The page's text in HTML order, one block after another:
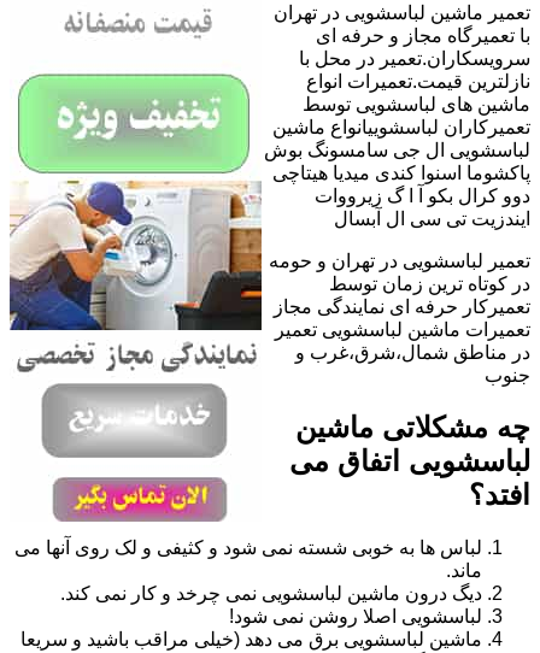
تعمیر ماشین لباسشویی در تهران
با تعمیرگاه مجاز و حرفه ای
سرویسکاران.تعمیر در محل با
نازلترین قیمت.تعمیرات انواع
ماشین های لباسشویی توسط
تعمیرکاران لباسشوییانواع ماشین
لباسشویی ال جی سامسونگ بوش
پاکشوما اسنوا کندی میدیا هیتاچی
دوو کرال بکو آ ا گ زیرووات
ایندزیت تی سی ال آبسال
تعمیر لباسشویی در تهران و حومه
در کوتاه ترین زمان توسط
تعمیرکار حرفه ای نمایندگی مجاز
تعمیرات ماشین لباسشویی تعمیر
در مناطق شمال،شرق،غرب و
جنوب
چه مشکلاتی ماشین
لباسشویی اتفاق می
افتد؟
لباس ها به خوبی شسته نمی شود و کثیفی و لک روی آنها می
ماند.
دیگ درون ماشین لباسشویی نمی چرخد و کار نمی کند.
لباسشویی اصلا روشن نمی شود!
ماشین لباسشویی برق می دهد (خیلی مراقب باشید و سریعا